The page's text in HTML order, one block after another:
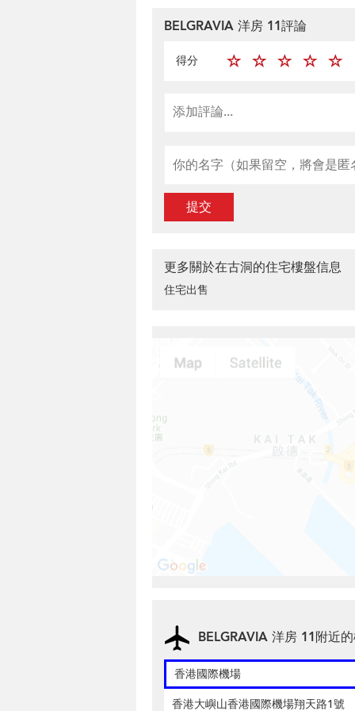
BELGRAVIA 洋房 11評論
得分
提交
更多關於在古洞的住宅樓盤信息
住宅出售
BELGRAVIA 洋房 11附近
香港國際機場
香港大嶼山香港國際機場翔天路1號